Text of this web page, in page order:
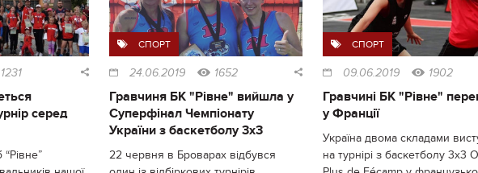
1231
серед
СПОРТ
24.06.2019 1652
Гравчиня БК "Рівне" вийшла у
Суперфінал Чемпіонату
України з баскетболу 3х3
22 червня в Броварах відбувся
СПОРТ
09.06.2019 1902
Гравчині БК "Рівне"
у Франції
Україна двома складами
на турнірі з баскетболу 3х3